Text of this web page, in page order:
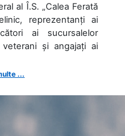
al Î.S. „Calea Ferată
reprezentanți ai
ai sucursalelor
și angajați ai
...